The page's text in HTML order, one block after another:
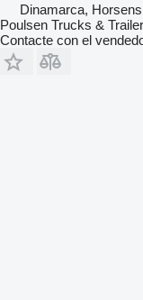
Dinamarca, Horsens
Poulsen Trucks &
Contacte con el